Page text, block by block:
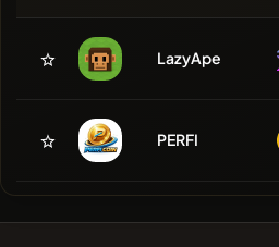
LazyApe
PERFI